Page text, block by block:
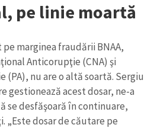
pe linie moartă
marginea fraudării BNAA,
Anticorupţie (CNA) şi
nu are o altă soartă. Sergiu
gestionează acest dosar, ne-a
se desfăşoară în continuare,
„Este dosar de căutare pe